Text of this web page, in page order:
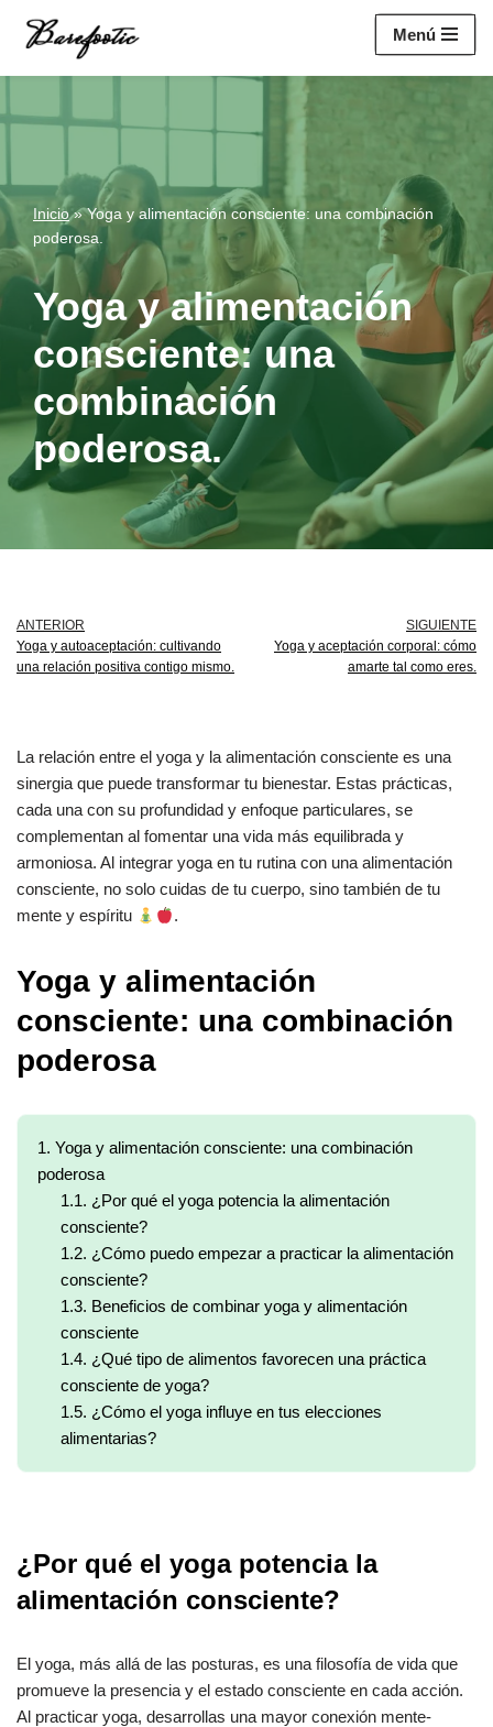
Saltar
Menú
Inicio»Yoga y alimentación consciente: una combinación
poderosa.
Yoga y alimentación
consciente: una
combinación
poderosa.
ANTERIOR
Yoga y autoaceptación: cultivando
una relación positiva contigo mismo.
SIGUIENTE
Yoga y aceptación corporal: cómo
amarte tal como eres.
La relación entre el yoga y la alimentación consciente es una
sinergia que puede transformar tu bienestar. Estas prácticas,
cada una con su profundidad y enfoque particulares, se
complementan al fomentar una vida más equilibrada y
armoniosa. Al integrar yoga en tu rutina con una alimentación
consciente, no solo cuidas de tu cuerpo, sino también de tu
mente y espíritu
.
Yoga y alimentación
consciente: una combinación
poderosa
1. Yoga y alimentación consciente: una combinación
poderosa
1.1. ¿Por qué el yoga potencia la alimentación
consciente?
1.2. ¿Cómo puedo empezar a practicar la alimentación
consciente?
1.3. Beneficios de combinar yoga y alimentación
consciente
1.4. ¿Qué tipo de alimentos favorecen una práctica
consciente de yoga?
1.5. ¿Cómo el yoga influye en tus elecciones
alimentarias?
¿Por qué el yoga potencia la
alimentación consciente?
El yoga, más allá de las posturas, es una filosofía de vida que
promueve la presencia y el estado consciente en cada acción.
Al practicar yoga, desarrollas una mayor conexión mente-